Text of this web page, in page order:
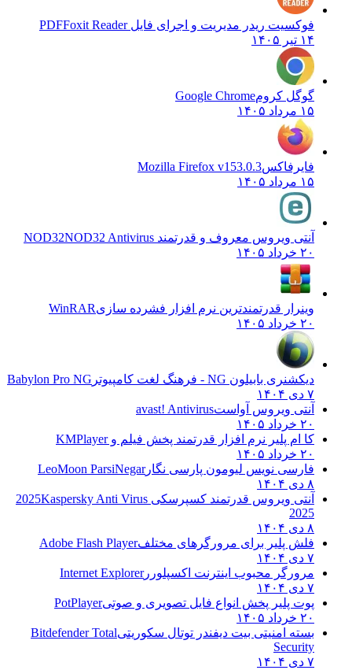
فوکسیت ریدر مدیریت و اجرای فایل PDFFoxit Reader
۱۴ تیر ۱۴۰۵
گوگل کرومGoogle Chrome
۱۵ مرداد ۱۴۰۵
فایرفاکسMozilla Firefox v153.0.3
۱۵ مرداد ۱۴۰۵
آنتی ویروس معروف و قدرتمند NOD32 NOD32 Antivirus
۲۰ خرداد ۱۴۰۵
وینرار قدرتمندترین نرم افزار فشرده سازیWinRAR
۲۰ خرداد ۱۴۰۵
دیکشنری بابیلون NG - فرهنگ لغت کامپیوتر
Babylon Pro NG
۷ دی ۱۴۰۴
آنتی ویروس آواستavast! Antivirus
۲۰ خرداد ۱۴۰۵
کا ام پلیر نرم افزار قدرتمند پخش فیلم وKMPlayer
۲۰ خرداد ۱۴۰۵
فارسی نویس لیومون پارسی نگارLeoMoon ParsiNegar
۸ دی ۱۴۰۴
آنتی ویروس قدرتمند کسپرسکی 2025 Kaspersky Anti Virus
2025
۸ دی ۱۴۰۴
فلش پلیر برای مرورگرهای مختلفAdobe Flash Player
۷ دی ۱۴۰۴
مرورگر محبوب اینترنت اکسپلوررInternet Explorer
۷ دی ۱۴۰۴
پوت پلیر پخش انواع فایل تصویری و صوتیPotPlayer
۲۰ خرداد ۱۴۰۵
بسته امنیتی بیت دیفندر توتال سکوریتیBitdefender Total
Security
۷ دی ۱۴۰۴